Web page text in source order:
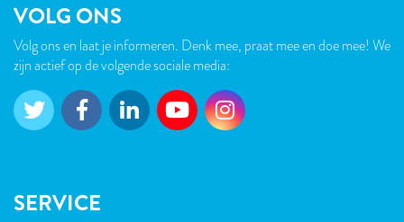
VOLG ONS
Volg ons en laat je informeren. Denk mee, praat mee en doe mee! We
zijn actief op de volgende sociale media:
SERVICE